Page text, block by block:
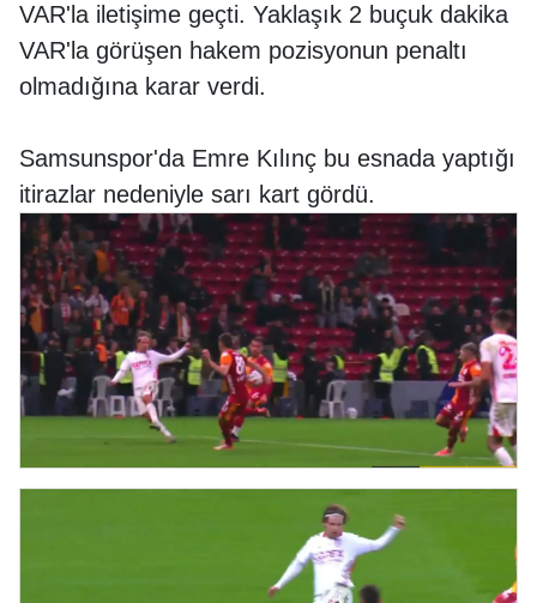
VAR'la iletişime geçti. Yaklaşık 2 buçuk dakika
VAR'la görüşen hakem pozisyonun penaltı
olmadığına karar verdi.
Samsunspor'da Emre Kılınç bu esnada yaptığı
itirazlar nedeniyle sarı kart gördü.